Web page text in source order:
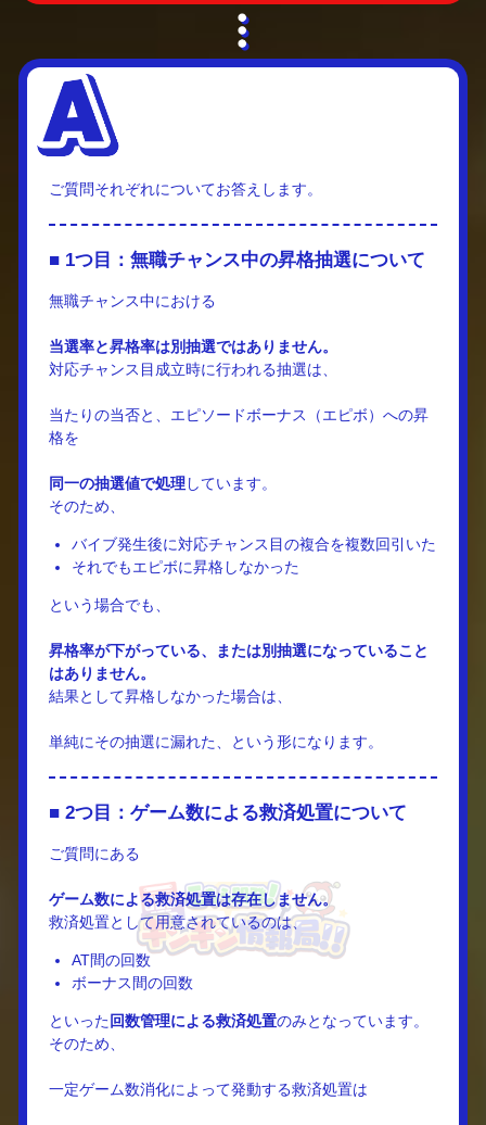
ご質問それぞれについてお答えします。
■ 1つ目：無職チャンス中の昇格抽選について
無職チャンス中における
当選率と昇格率は別抽選ではありません。
対応チャンス目成立時に行われる抽選は、
当たりの当否と、エピソードボーナス（エピボ）への昇
格を
同一の抽選値で処理しています。
そのため、
バイブ発生後に対応チャンス目の複合を複数回引いた
それでもエピボに昇格しなかった
という場合でも、
昇格率が下がっている、または別抽選になっていること
はありません。
結果として昇格しなかった場合は、
単純にその抽選に漏れた、という形になります。
■ 2つ目：ゲーム数による救済処置について
ご質問にある
ゲーム数による救済処置は存在しません。
救済処置として用意されているのは、
AT間の回数
ボーナス間の回数
といった回数管理による救済処置のみとなっています。
そのため、
一定ゲーム数消化によって発動する救済処置は